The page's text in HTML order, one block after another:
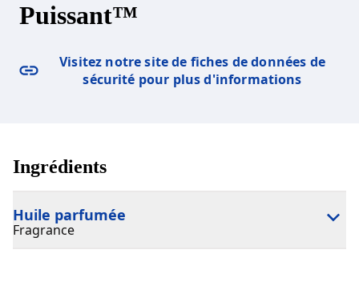
Puissant™
Visitez notre site de fiches de données de
sécurité pour plus d'informations
Ingrédients
Huile parfumée
Fragrance